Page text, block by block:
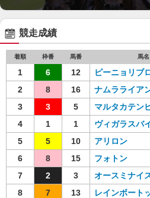
競走成績
着順 枠番 馬番 馬名
1 6 12 ピーニョリブ
2
8 16 ナムラライア
3
3 5 マルタカテン
4
1 1 ヴィガラスバ
5
5 10 アリロン
6
8 15 フォトン
7
2 3 オースミナイ
8
7 13 レインボート